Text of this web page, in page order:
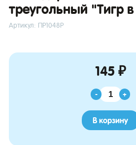
треугольный "Тигр
Артикул: ПР1048Р
145 ₽
- +
В корзину